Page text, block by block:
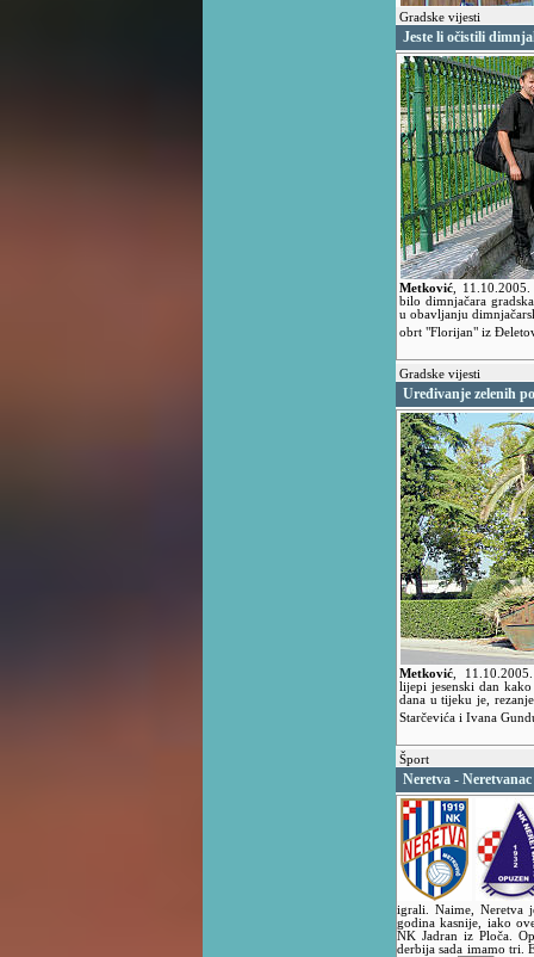
Gradske vijesti
Jeste li očistili
Metković
bilo dimnjačara
u obavljanju
obrt "Florijan" iz
Gradske vijesti
Uređivanje zelenih
Metković
lijepi jesenski dan
dana u tijeku je,
Starčevića i Ivana
Šport
Neretva -
igrali. Naime, Neretva
godina kasnije, iako
NK Jadran iz Ploča.
derbija sada imamo tri.